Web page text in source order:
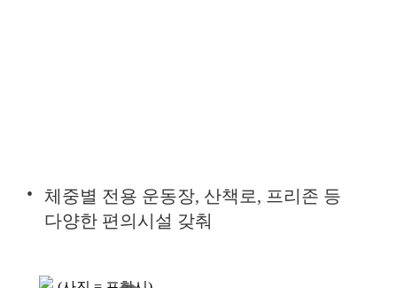
체중별 전용 운동장, 산책로, 프리존 등
다양한 편의시설 갖춰